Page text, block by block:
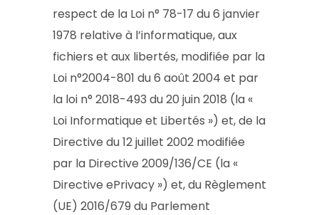
respect de la Loi n° 78-17 du 6 janvier
1978 relative à l’informatique, aux
fichiers et aux libertés, modifiée par la
Loi n°2004-801 du 6 août 2004 et par
la loi n° 2018-493 du 20 juin 2018 (la «
Loi Informatique et Libertés ») et, de la
Directive du 12 juillet 2002 modifiée
par la Directive 2009/136/CE (la «
Directive ePrivacy ») et, du Règlement
(UE) 2016/679 du Parlement